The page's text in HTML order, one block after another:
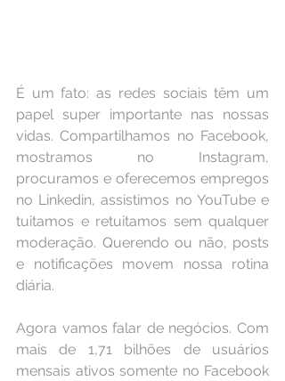
É um fato: as redes sociais têm um
papel super importante nas nossas
vidas. Compartilhamos no Facebook,
mostramos no Instagram,
procuramos e oferecemos empregos
no Linkedin, assistimos no YouTube e
tuitamos e retuitamos sem qualquer
moderação. Querendo ou não, posts
e notificações movem nossa rotina
diária.
Agora vamos falar de negócios. Com
mais de 1,71 bilhões de usuários
mensais ativos somente no Facebook